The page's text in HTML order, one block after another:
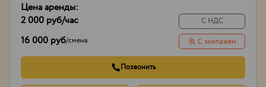
Цена аренды:
2 000 руб/час
16 000 руб/смена
С НДС
С экипажем
Позвонить